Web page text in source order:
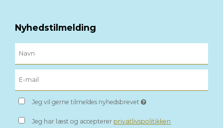
Nyhedstilmelding
Jeg vil gerne tilmeldes nyhedsbrevet
Jeg har læst og accepterer privatlivspolitikken